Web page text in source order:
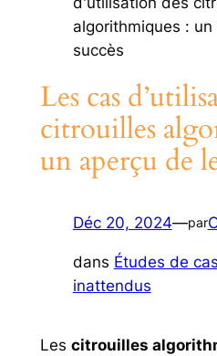
algorithmiques :
succès
Les cas
citrouilles
un aperçu de
Déc 20, 2024—par
dans Études de
inattendus
Les citrouilles